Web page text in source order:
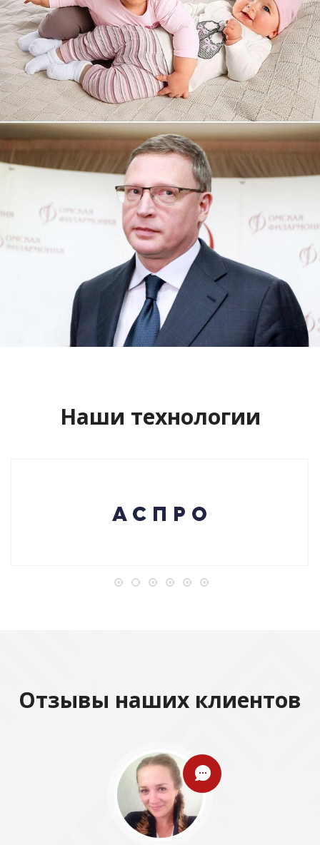
Увеличили выручку интернет-
магазину topdatop.ru на 25%!
Смотреть проект
Сайт кандидата в губернаторы
Буркова Александра Леонидовича
Смотреть проект
Наши технологии
Отзывы наших клиентов